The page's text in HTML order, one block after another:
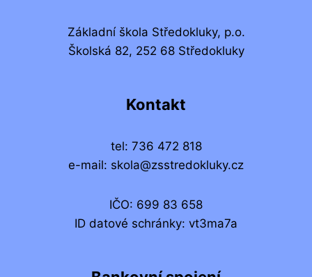
Základní škola Středokluky, p.o.
Školská 82, 252 68 Středokluky
Kontakt
tel: 736 472 818
e-mail: skola@zsstredokluky.cz
IČO: 699 83 658
ID datové schránky: vt3ma7a